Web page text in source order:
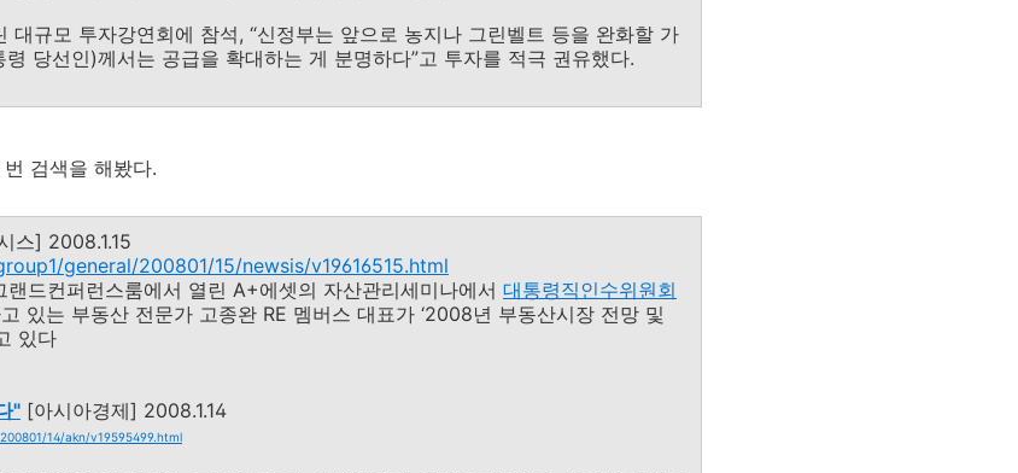
대규모 투자강연회에 참석, “신정부는 앞으로 농지나 그린벨트 등을 완화할 가
령 당선인)께서는 공급을 확대하는 게 분명하다”고 투자를 적극 권유했다.
검색을 해봤다.
스] 2008.1.15
general/200801/15/newsis/v19616515.html
드컨퍼런스룸에서 열린 A+에셋의 자산관리세미나에서 대통령직인수위원회
있는 부동산 전문가 고종완 RE 멤버스 대표가 ‘2008년 부동산시장 전망 및
있다
" [아시아경제] 2008.1.14
14/akn/v19595499.html